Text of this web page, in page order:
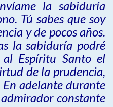
la sabiduría
Tú sabes que soy
y de pocos años.
la sabiduría podré
al Espíritu Santo el
de la prudencia,
En adelante durante
constante